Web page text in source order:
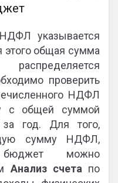
указывается
этого общая сумма
проверить
НДФЛ
с общей суммой
год. Для того,
сумму НДФЛ,
можно
Анализ счета по